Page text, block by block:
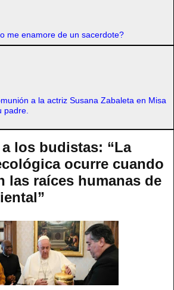
me enamore de un sacerdote?
a la actriz Susana Zabaleta en Misa
padre.
los budistas: “La
ocurre cuando
las raíces humanas de